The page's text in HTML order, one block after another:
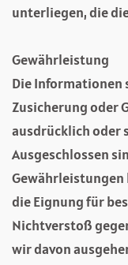
unterliegen, die
Gewährleistung
Die Informationen
Zusicherung oder
ausdrücklich oder
Ausgeschlossen
die Eignung für
Nichtverstoß
wir davon